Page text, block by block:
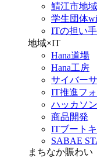
鯖江市地
学生団体
ITの担い
地域×IT
Hana道場
Hana工房
サイバー
IT推進フ
ハッカソ
商品開発
ITブート
SABAE
まちなか賑わい